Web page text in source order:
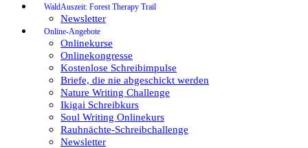
WaldAuszeit: Forest Therapy Trail
Newsletter
Online-Angebote
Onlinekurse
Onlinekongresse
Kostenlose Schreibimpulse
Briefe, die nie abgeschickt werden
Nature Writing Challenge
Ikigai Schreibkurs
Soul Writing Onlinekurs
Rauhnächte-Schreibchallenge
Newsletter